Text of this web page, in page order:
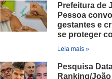
Prefeitura de
Pessoa
gestantes e
se proteger
Leia mais »
Pesquisa
Ranking/